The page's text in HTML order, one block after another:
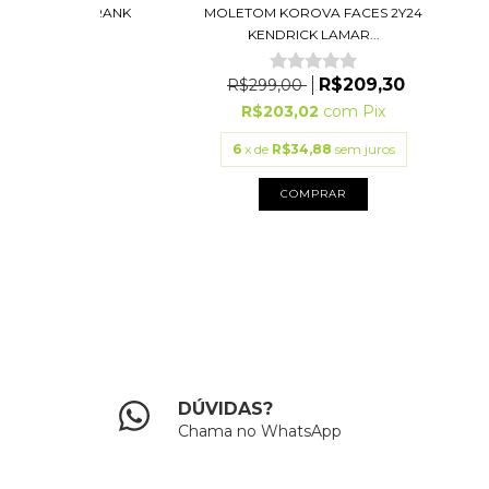
2Y24 FRANK
MOLETOM KOROVA FACES 2Y24
KENDRICK LAMAR...
R$299,00 R$209,30
R$203,02 com Pix
6 x de R$34,88 sem juros
COMPRAR
DÚVIDAS?
Chama no WhatsApp